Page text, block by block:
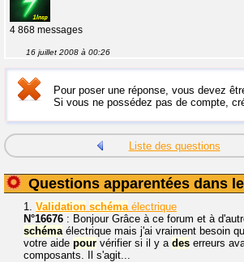
4 868 messages
16 juillet 2008 à 00:26
Pour poser une réponse, vous devez
Si vous ne possédez pas de compte,
Liste des questions
Questions apparentées dans
1. Validation schéma électrique
N°16676 : Bonjour Grâce à ce forum et à
schéma électrique mais j'ai vraiment besoin
votre aide pour vérifier si il y a des erreurs
composants. Il s'agit...